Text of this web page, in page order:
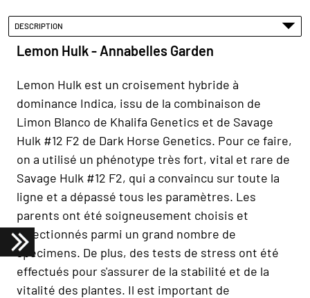
DESCRIPTION
Lemon Hulk - Annabelles Garden
Lemon Hulk est un croisement hybride à
dominance Indica, issu de la combinaison de
Limon Blanco de Khalifa Genetics et de Savage
Hulk #12 F2 de Dark Horse Genetics. Pour ce faire,
on a utilisé un phénotype très fort, vital et rare de
Savage Hulk #12 F2, qui a convaincu sur toute la
ligne et a dépassé tous les paramètres. Les
parents ont été soigneusement choisis et
sélectionnés parmi un grand nombre de
spécimens. De plus, des tests de stress ont été
effectués pour s'assurer de la stabilité et de la
vitalité des plantes. Il est important de